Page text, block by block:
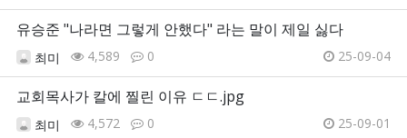
유승준 "나라면 그렇게 안했다" 라는 말이 제일 싫다
최미 4,589 0 25-09-04
교회목사가 칼에 찔린 이유 ㄷㄷ.jpg
최미 4,572 0 25-09-01